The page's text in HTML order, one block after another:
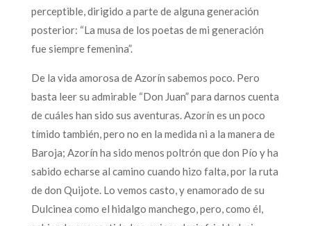
perceptible, dirigido a parte de alguna generación
posterior: “La musa de los poetas de mi generación
fue siempre femenina”.
De la vida amorosa de Azorín sabemos poco. Pero
basta leer su admirable “Don Juan” para darnos cuenta
de cuáles han sido sus aventuras. Azorín es un poco
tímido también, pero no en la medida ni a la manera de
Baroja; Azorín ha sido menos poltrón que don Pío y ha
sabido echarse al camino cuando hizo falta, por la ruta
de don Quijote. Lo vemos casto, y enamorado de su
Dulcinea como el hidalgo manchego, pero, como él,